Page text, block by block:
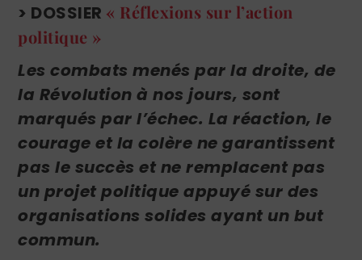
> DOSSIER « Réflexions sur l’action
politique »
Les combats menés par la droite, de
la Révolution à nos jours, sont
marqués par l’échec. La réaction, le
courage et la colère ne garantissent
pas le succès et ne remplacent pas
un projet politique appuyé sur des
organisations solides ayant un but
commun.